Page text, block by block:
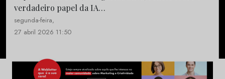
verdadeiro papel da IA…
segunda-feira,
27 abril 2026 11:50